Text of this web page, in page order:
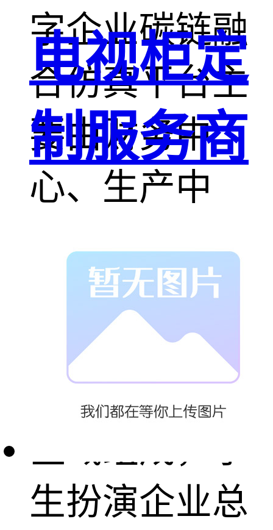
字企业碳链融
合仿真平台主
要由财务中
心、生产中
心、营销中
心、物流中
心、研发中心
以及数字中心
生扮演企业总
电视柜定
制服务商